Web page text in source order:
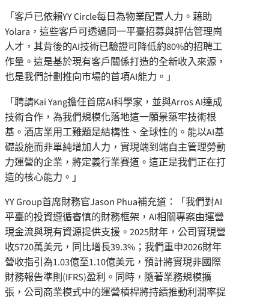
「客戶已依賴YY Circle每日為物業配置人力。藉助
Yolara，這些客戶可透過同一平臺招募與評估管理崗
人才，其背後的AI技術已驗證可降低約80%的招聘工
作量。這是基於現有客戶關係打造的全新收入來源，
也是我們計劃推向市場的首項AI能力。」
「聘請Kai Yang擔任首席AI科學家，並與Arros AI達成
技術合作，為我們規模化落地這一願景築牢技術根
基。酒店業用工難題是結構性、全球性的。能以AI基
礎設施而非單純增加人力，實現端到端自主管理勞動
力運營的企業，將定義行業賽道。這正是我們正在打
造的核心能力。」
YY Group首席財務官Jason Phua補充道：「我們對AI
平臺的投資遵循審慎的財務框架，AI相關專案由運營
現金流與現有資源提供支援。2025財年，公司實現營
收5720萬美元，同比增長39.3%；我們重申2026財年
營收指引為1.03億至1.10億美元，預計將實現非國際
財務報告準則(IFRS)盈利。同時，隨著業務規模擴
張，公司商業模式中的運營槓桿將持續推動利潤率提